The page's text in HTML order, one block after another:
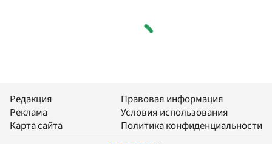
Редакция
Реклама
Карта сайта
Правовая информация
Условия использования
Политика конфиденциальности